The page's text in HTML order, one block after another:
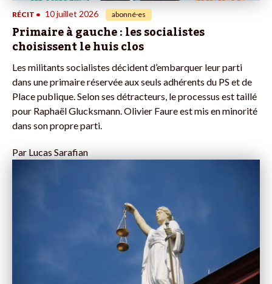
RÉCIT • 10 juillet 2026 abonné·es
Primaire à gauche : les socialistes
choisissent le huis clos
Les militants socialistes décident d’embarquer leur parti
dans une primaire réservée aux seuls adhérents du PS et de
Place publique. Selon ses détracteurs, le processus est taillé
pour Raphaël Glucksmann. Olivier Faure est mis en minorité
dans son propre parti.
Par Lucas Sarafian